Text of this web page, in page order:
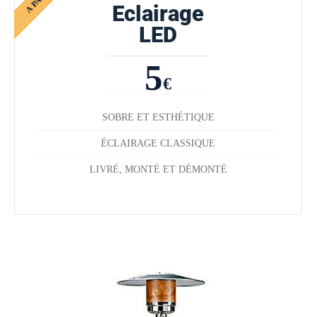
Eclairage
LED
5€
SOBRE ET ESTHÉTIQUE
ÉCLAIRAGE CLASSIQUE
LIVRÉ, MONTÉ ET DÉMONTÉ